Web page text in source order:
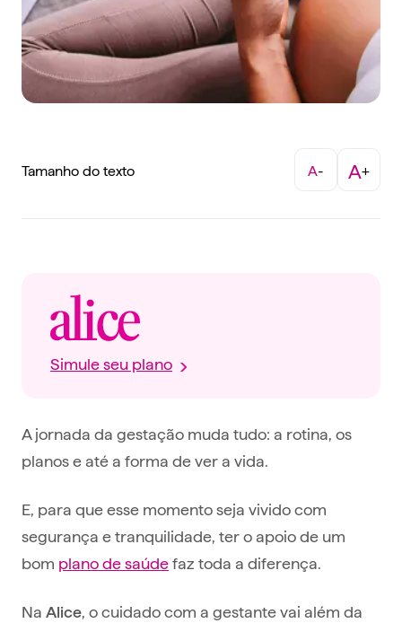
Tamanho do texto A- A+
Simule seu plano
A jornada da gestação muda tudo: a rotina, os
planos e até a forma de ver a vida.
E, para que esse momento seja vivido com
segurança e tranquilidade, ter o apoio de um
bom plano de saúdefaz toda a diferença.
Na Alice, o cuidado com a gestante vai além da